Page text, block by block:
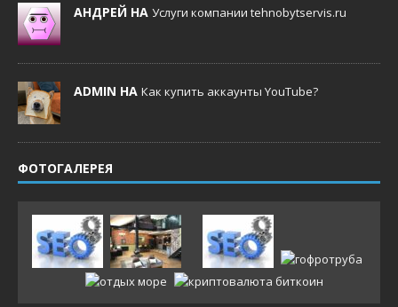
АНДРЕЙ НА Услуги компании tehnobytservis.ru
ADMIN НА Как купить аккаунты YouTube?
ФОТОГАЛЕРЕЯ